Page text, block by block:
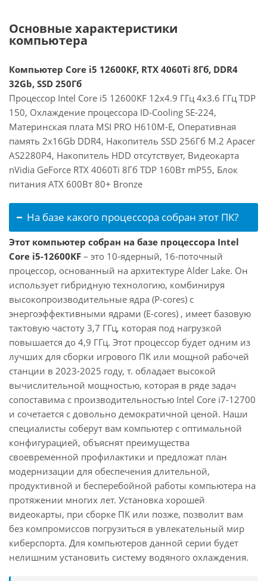
Основные характеристики
компьютера
Компьютер Core i5 12600KF, RTX 4060Ti 8Гб, DDR4
32Gb, SSD 250Гб
Процессор Intel Core i5 12600KF 12x4.9 ГГц 4x3.6 ГГц TDP
150, Охлаждение процессора ID-Cooling SE-224,
Материнская плата MSI PRO H610M-E, Оперативная
память 2x16Gb DDR4, Накопитель SSD 256Гб M.2 Apacer
AS2280P4, Накопитель HDD отсутствует, Видеокарта
nVidia GeForce RTX 4060Ti 8Гб TDP 160Вт mP55, Блок
питания ATX 600Вт 80+ Bronze
На базе какого процессора собран этот ПК?
Этот компьютер собран на базе процессора Intel
Core i5-12600KF – это 10-ядерный, 16-поточный
процессор, основанный на архитектуре Alder Lake. Он
использует гибридную технологию, комбинируя
высокопроизводительные ядра (P-cores) с
энергоэффективными ядрами (E-cores) , имеет базовую
тактовую частоту 3,7 ГГц, которая под нагрузкой
повышается до 4,9 ГГц. Этот процессор будет одним из
лучших для сборки игрового ПК или мощной рабочей
станции в 2023-2025 году, т. обладает высокой
вычислительной мощностью, которая в ряде задач
сопоставима с производительностью Intel Core i7-12700
и сочетается с довольно демократичной ценой. Наши
специалисты соберут вам компьютер с оптимальной
конфигурацией, объяснят преимущества
своевременной профилактики и предложат план
модернизации для обеспечения длительной,
продуктивной и бесперебойной работы компьютера на
протяжении многих лет. Установка хорошей
видеокарты, при сборке ПК или позже, позволит вам
без компромиссов погрузиться в увлекательный мир
киберспорта. Для компьютеров данной серии будет
нелишним установить систему водяного охлаждения.